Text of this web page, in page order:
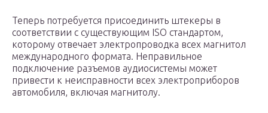
Теперь потребуется присоединить штекеры в
соответствии с существующим ISO стандартом,
которому отвечает электропроводка всех магнитол
международного формата. Неправильное
подключение разъемов аудиосистемы может
привести к неисправности всех электроприборов
автомобиля, включая магнитолу.